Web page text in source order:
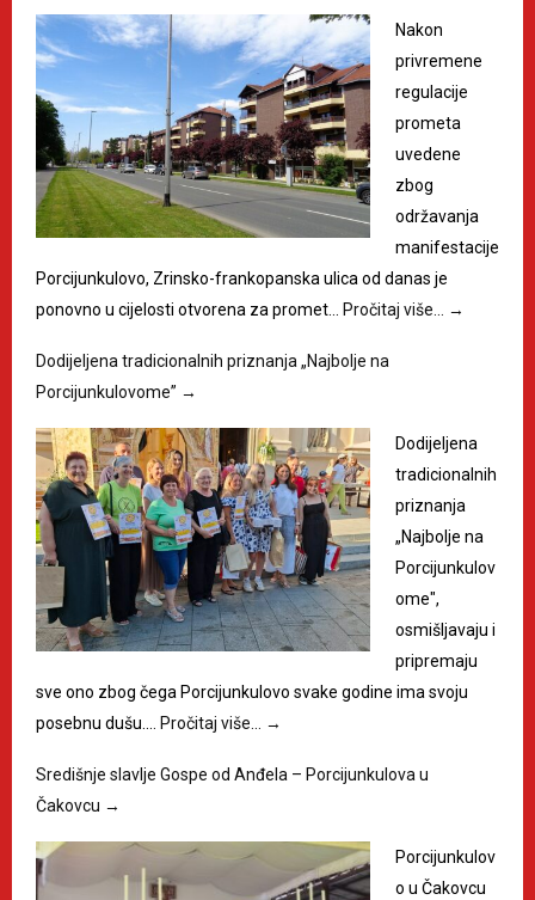
Nakon
privremene
regulacije
prometa
uvedene
zbog
održavanja
manifestacije
Porcijunkulovo, Zrinsko-frankopanska ulica od danas je
ponovno u cijelosti otvorena za promet… Pročitaj više… →
Dodijeljena tradicionalnih priznanja „Najbolje na
Porcijunkulovome” →
Dodijeljena
tradicionalnih
priznanja
„Najbolje na
Porcijunkulov
ome",
osmišljavaju i
pripremaju
sve ono zbog čega Porcijunkulovo svake godine ima svoju
posebnu dušu.… Pročitaj više… →
Središnje slavlje Gospe od Anđela – Porcijunkulova u
Čakovcu →
Porcijunkulov
o u Čakovcu